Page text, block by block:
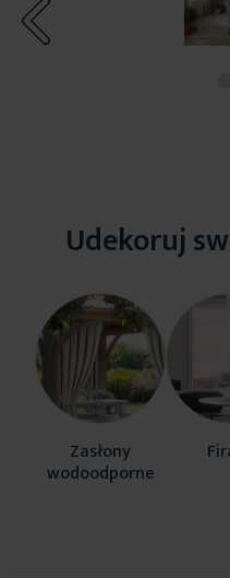
Udekoruj
Zasłony
wodoodporne